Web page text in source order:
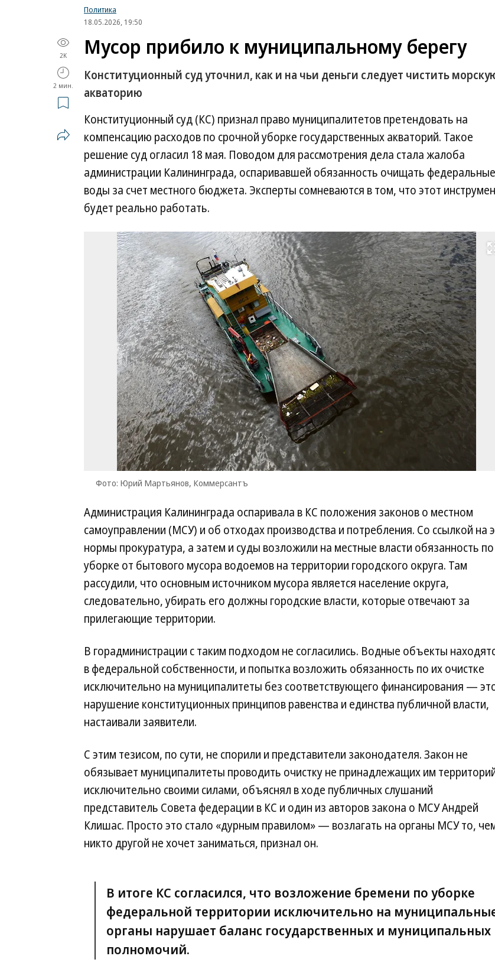
Политика
18.05.2026, 19:50
2K
2 мин.
Мусор прибило к муниципальному берегу
Конституционный суд уточнил, как и на чьи деньги следует чистить
акваторию
Конституционный суд (КС) признал право муниципалитетов претендовать на
компенсацию расходов по срочной уборке государственных акваторий. Такое
решение суд огласил 18 мая. Поводом для рассмотрения дела стала жалоба
администрации Калининграда, оспаривавшей обязанность очищать федеральные
воды за счет местного бюджета. Эксперты сомневаются в том, что этот
будет реально работать.
Фото: Юрий Мартьянов, Коммерсантъ
Администрация Калининграда оспаривала в КС положения законов о местном
самоуправлении (МСУ) и об отходах производства и потребления. Со ссылкой на
нормы прокуратура, а затем и суды возложили на местные власти обязанность по
уборке от бытового мусора водоемов на территории городского округа. Там
рассудили, что основным источником мусора является население округа,
следовательно, убирать его должны городские власти, которые отвечают за
прилегающие территории.
В горадминистрации с таким подходом не согласились. Водные объекты
в федеральной собственности, и попытка возложить обязанность по их очистке
исключительно на муниципалитеты без соответствующего финансирования —
нарушение конституционных принципов равенства и единства публичной власти,
настаивали заявители.
С этим тезисом, по сути, не спорили и представители законодателя. Закон не
обязывает муниципалитеты проводить очистку не принадлежащих им
исключительно своими силами, объяснял в ходе публичных слушаний
представитель Совета федерации в КС и один из авторов закона о МСУ Андрей
Клишас. Просто это стало «дурным правилом» — возлагать на органы МСУ то,
никто другой не хочет заниматься, признал он.
В итоге КС согласился, что возложение бремени по уборке
федеральной территории исключительно на
органы нарушает баланс государственных и муниципальных
полномочий.